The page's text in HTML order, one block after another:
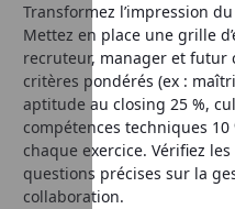
Transformez l’impression
Mettez en place une grille
recruteur, manager et futur
critères pondérés (ex :
aptitude au closing 25 %,
compétences techniques
chaque exercice. Vérifiez
questions précises sur la
collaboration.